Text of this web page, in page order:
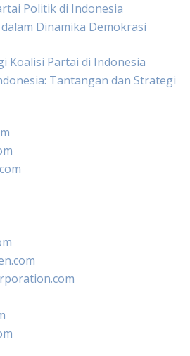
Politik di Indonesia
Dinamika Demokrasi
Koalisi Partai di Indonesia
Tantangan dan Strategi